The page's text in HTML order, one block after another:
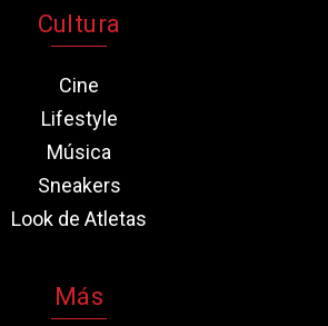
Cultura
Cine
Lifestyle
Música
Sneakers
Look de Atletas
Más